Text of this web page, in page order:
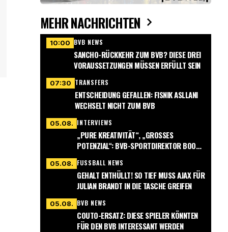
MEHR NACHRICHTEN
10:00 BVB NEWS
SANCHO-RÜCKKEHR ZUM BVB? DIESE DREI
VORAUSSETZUNGEN MÜSSEN ERFÜLLT SEIN
07:30 TRANSFERS
ENTSCHEIDUNG GEFALLEN: FISNIK ASLLANI
WECHSELT NICHT ZUM BVB
05.08. INTERVIEWS
„PURE KREATIVITÄT“, „GROSSES P
OTENZIAL“: BVB-SPORTDIREKTOR BOOK G
05.08. FUSSBALL NEWS
GEHALT ENTHÜLLT! SO TIEF MUSS AJAX FÜR
JULIAN BRANDT IN DIE TASCHE GREIFEN
05.08. BVB NEWS
COUTO-ERSATZ: DIESE SPIELER KÖNNTEN
FÜR DEN BVB INTERESSANT WERDEN